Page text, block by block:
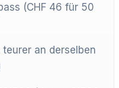
(CHF 46 für 50
teurer an derselben